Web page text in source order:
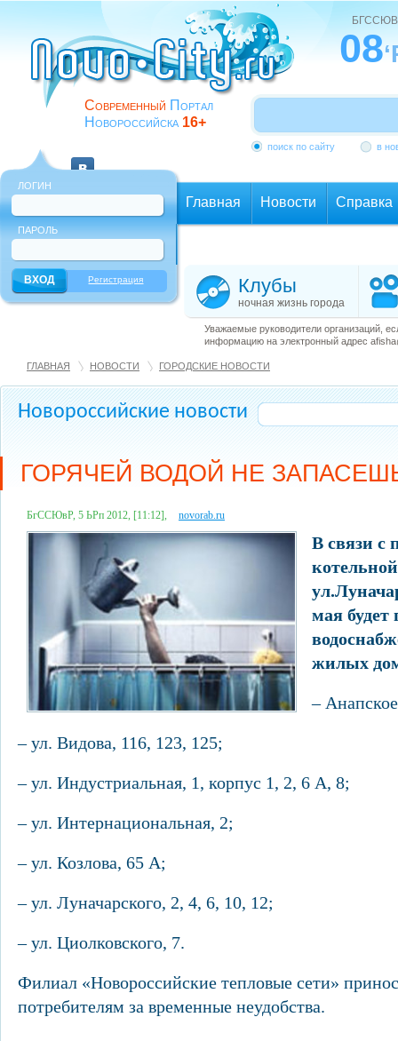
Современный Портал
Новороссийска 16+
08
поиск по сайту в
ЛОГИН
ПАРОЛЬ
Регистрация
Главная Новости Справка
Клубы
ночная жизнь города
Уважаемые руководители организаций,
информацию на электронный адрес
ГЛАВНАЯ НОВОСТИ ГОРОДСКИЕ НОВОСТИ
Новороссийские новости
ГОРЯЧЕЙ ВОДОЙ НЕ
БгССЮвР, 5 ЬРп 2012, [11:12], novorab.ru
В связи с
мая будет
жилых
–
– ул. Видова, 116, 123, 125;
– ул. Индустриальная, 1, корпус 1, 2, 6 А, 8;
– ул. Интернациональная, 2;
– ул. Козлова, 65 А;
– ул. Луначарского, 2, 4, 6, 10, 12;
– ул. Циолковского, 7.
Филиал «Новороссийские тепловые сети»
потребителям за временные неудобства.